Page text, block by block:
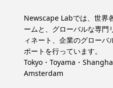
Newscape Labでは、世界
ームと、グローバルな専門
ィネート、企業のグロー
ポートを行っています。
Tokyo・Toyama・
Amsterdam